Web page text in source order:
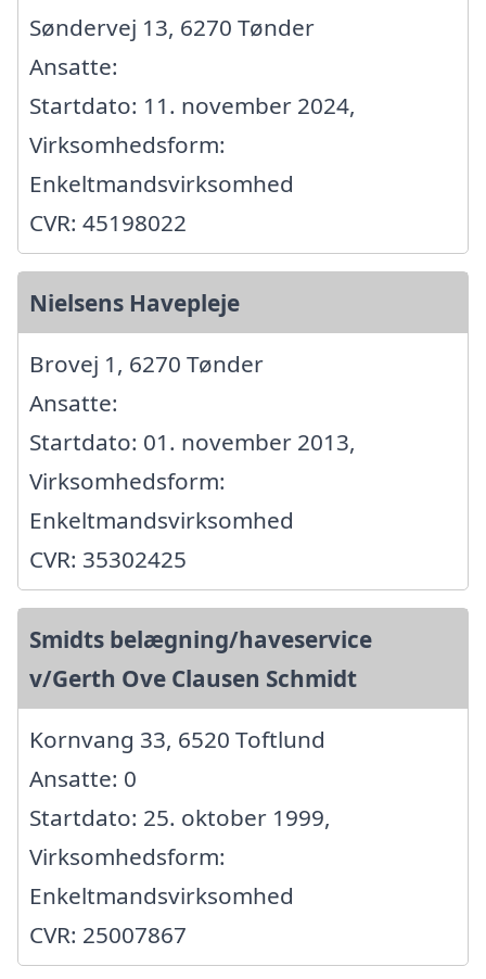
Søndervej 13, 6270 Tønder
Ansatte:
Startdato: 11. november 2024,
Virksomhedsform:
Enkeltmandsvirksomhed
CVR: 45198022
Nielsens Havepleje
Brovej 1, 6270 Tønder
Ansatte:
Startdato: 01. november 2013,
Virksomhedsform:
Enkeltmandsvirksomhed
CVR: 35302425
Smidts belægning/haveservice
v/Gerth Ove Clausen Schmidt
Kornvang 33, 6520 Toftlund
Ansatte: 0
Startdato: 25. oktober 1999,
Virksomhedsform:
Enkeltmandsvirksomhed
CVR: 25007867